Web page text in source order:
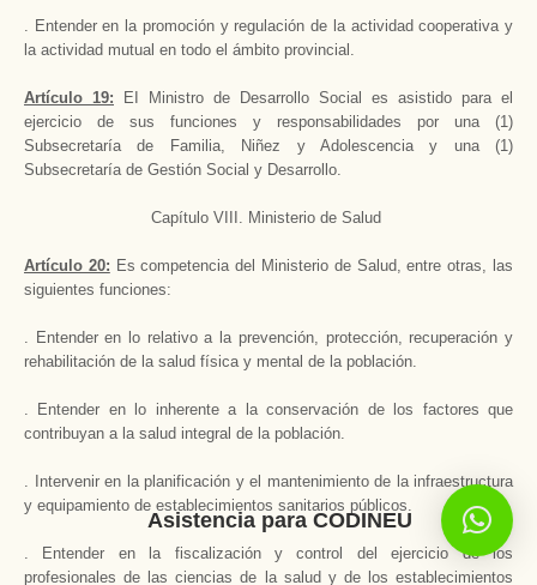
. Entender en la promoción y regulación de la actividad cooperativa y
la actividad mutual en todo el ámbito provincial.
Artículo 19: EI Ministro de Desarrollo Social es asistido para el
ejercicio de sus funciones y responsabilidades por una (1)
Subsecretaría de Familia, Niñez y Adolescencia y una (1)
Subsecretaría de Gestión Social y Desarrollo.
Capítulo VIII. Ministerio de Salud
Artículo 20: Es competencia del Ministerio de Salud, entre otras, las
siguientes funciones:
. Entender en lo relativo a la prevención, protección, recuperación y
rehabilitación de la salud física y mental de la población.
. Entender en lo inherente a la conservación de los factores que
contribuyan a la salud integral de la población.
. Intervenir en la planificación y el mantenimiento de la infraestructura
y equipamiento de establecimientos sanitarios públicos.
. Entender en la fiscalización y control del ejercicio de los
profesionales de las ciencias de la salud y de los establecimientos
Asistencia para CODINEU